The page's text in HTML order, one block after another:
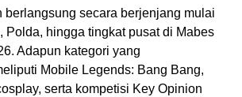
berlangsung secara berjenjang mulai
Polda, hingga tingkat pusat di Mabes
Adapun kategori yang
Mobile Legends: Bang Bang,
serta kompetisi Key Opinion